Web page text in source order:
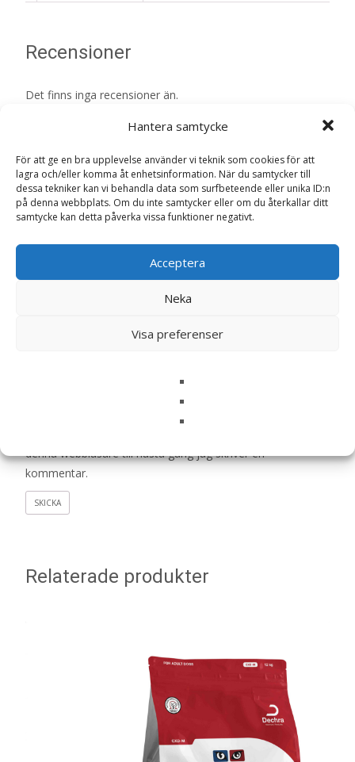
Hantera samtycke
För att ge en bra upplevelse använder vi teknik som cookies för att
lagra och/eller komma åt enhetsinformation. När du samtycker till
dessa tekniker kan vi behandla data som surfbeteende eller unika ID:n
på denna webbplats. Om du inte samtycker eller om du återkallar ditt
samtycke kan detta påverka vissa funktioner negativt.
Acceptera
Neka
Visa preferenser
Recensioner
Det finns inga recensioner än.
Bli först med att recensera ”Vet Diet Renal
Torrfoder till Hund – 12 kg – HappyDog”
Din e-postadress kommer inte publiceras. Obligatoriska fält
är märkta*
Ditt betyg *
denna webbläsare till nästa gång jag skriver en
kommentar.
Relaterade produkter